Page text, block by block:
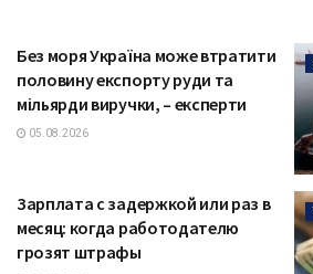
Без моря Україна може втратити
половину експорту руди та
мільярди виручки, – експерти
05.08.2026
Зарплата с задержкой или раз в
месяц: когда работодателю
грозят штрафы